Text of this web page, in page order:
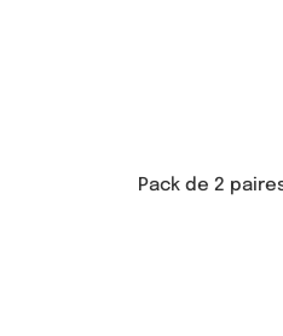
Pack de 2